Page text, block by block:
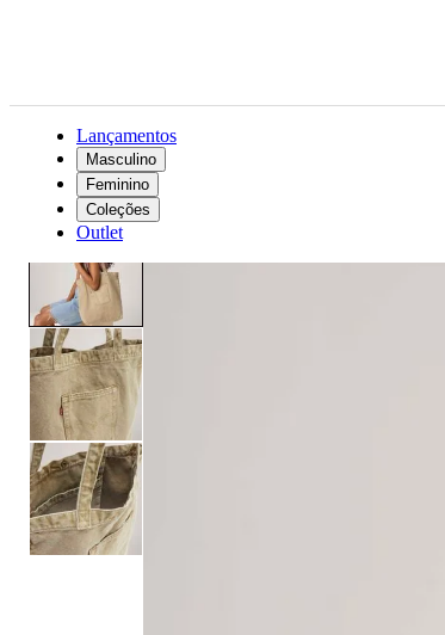
Lançamentos
Masculino
Feminino
Coleções
Outlet
Acessórios